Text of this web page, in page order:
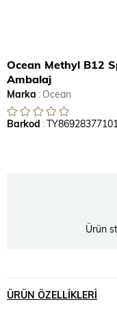
Ocean Methyl B12
Ambalaj
Marka : Ocean
Barkod :TY86928377101
Ürün
ÜRÜN ÖZELLIKLERI